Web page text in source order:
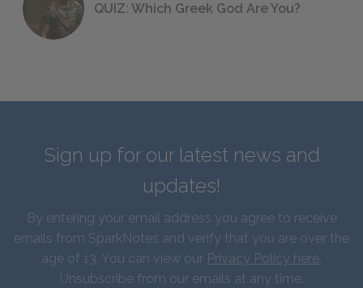
QUIZ: Which Greek God Are You?
Sign up for our latest news and
updates!
By entering your email address you agree to receive
emails from SparkNotes and verify that you are over the
age of 13. You can view our Privacy Policy here.
Unsubscribe from our emails at any time.